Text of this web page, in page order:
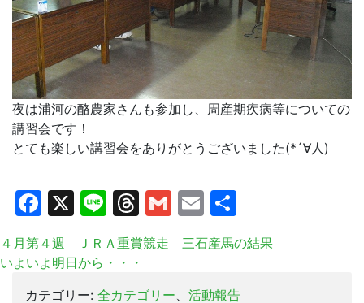
夜は浦河の酪農家さんも参加し、周産期疾病等についての
講習会です！
とても楽しい講習会をありがとうございました(*´∀人)
Facebook
X LineThreads
Gmail
Email
４月第４週 ＪＲＡ重賞競走 三石産馬の結果
いよいよ明日から・・・
カテゴリー: 全カテゴリー 活動報告